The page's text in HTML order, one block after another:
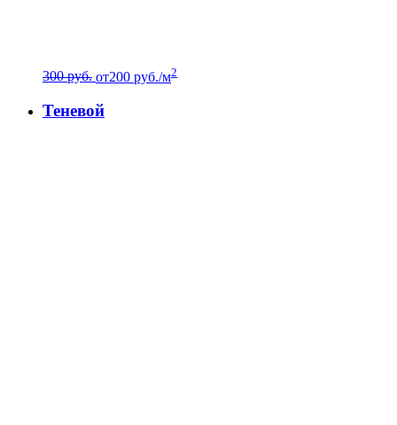
300 руб. от200 руб./м2
Теневой